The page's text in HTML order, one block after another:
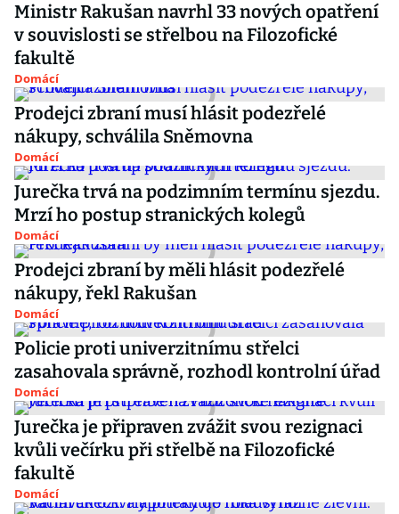
Ministr Rakušan navrhl 33 nových opatření
v souvislosti se střelbou na Filozofické
fakultě
Domácí
Prodejci zbraní musí hlásit podezřelé
nákupy, schválila Sněmovna
Domácí
Jurečka trvá na podzimním termínu sjezdu.
Mrzí ho postup stranických kolegů
Domácí
Prodejci zbraní by měli hlásit podezřelé
nákupy, řekl Rakušan
Domácí
Policie proti univerzitnímu střelci
zasahovala správně, rozhodl kontrolní úřad
Domácí
Jurečka je připraven zvážit svou rezignaci
kvůli večírku při střelbě na Filozofické
fakultě
Domácí